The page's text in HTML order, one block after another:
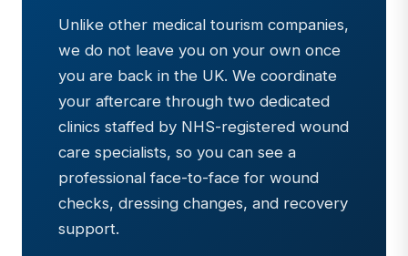
Unlike other medical tourism companies,
we do not leave you on your own once
you are back in the UK. We coordinate
your aftercare through two dedicated
clinics staffed by NHS-registered wound
care specialists, so you can see a
professional face-to-face for wound
checks, dressing changes, and recovery
support.